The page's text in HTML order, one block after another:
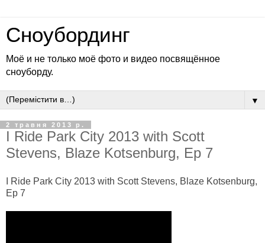
Сноубординг
Моё и не только моё фото и видео посвящённое
сноуборду.
▼
2 травня 2013 р.
I Ride Park City 2013 with Scott
Stevens, Blaze Kotsenburg, Ep 7
I Ride Park City 2013 with Scott Stevens, Blaze Kotsenburg,
Ep 7